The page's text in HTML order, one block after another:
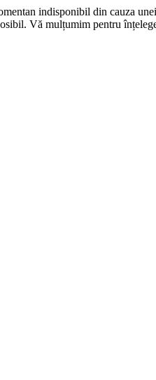
indisponibil din cauza
Vă mulțumim pentru